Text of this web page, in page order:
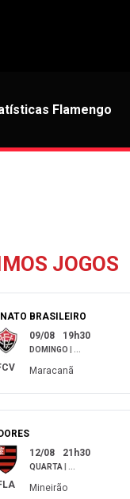
Flamengo
JOGOS
BRASILEIRO
09/08 19h30
DOMINGO
Maracanã
12/08 21h30
QUARTA
Mineirão